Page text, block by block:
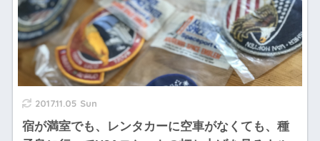
2017.11.05 Sun
宿が満室でも、レンタカーに空車がなくても、種